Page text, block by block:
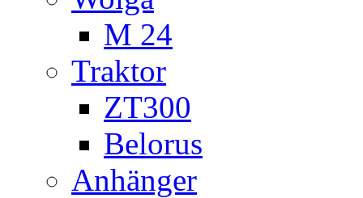
M 24
Traktor
ZT300
Belorus
Anhänger